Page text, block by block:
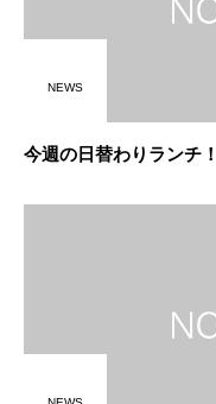
NEWS
今週の日替わりランチ！